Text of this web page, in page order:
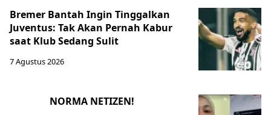
Bremer Bantah Ingin Tinggalkan
Juventus: Tak Akan Pernah Kabur
saat Klub Sedang Sulit
7 Agustus 2026
NORMA NETIZEN!